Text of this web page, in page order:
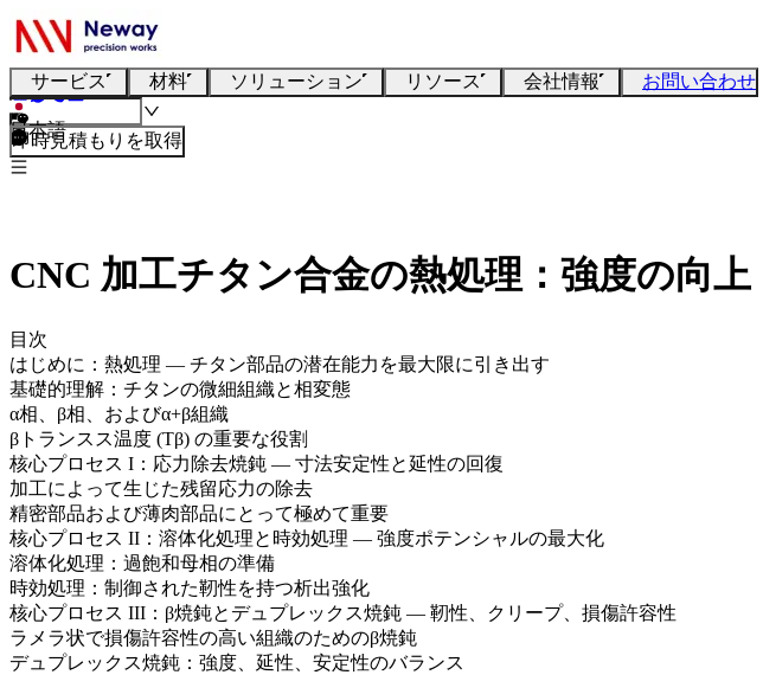
サービス 材料 ソリューション リソース 会社情報 お問い合わせ
日本語
即時見積もりを取得
CNC 加工チタン合金の熱処理：強度の向上
目次
はじめに：熱処理 — チタン部品の潜在能力を最大限に引き出す
基礎的理解：チタンの微細組織と相変態
α相、β相、およびα+β組織
βトランスス温度 (Tβ) の重要な役割
核心プロセス I：応力除去焼鈍 — 寸法安定性と延性の回復
加工によって生じた残留応力の除去
精密部品および薄肉部品にとって極めて重要
核心プロセス II：溶体化処理と時効処理 — 強度ポテンシャルの最大化
溶体化処理：過飽和母相の準備
時効処理：制御された靭性を持つ析出強化
核心プロセス III：β焼鈍とデュプレックス焼鈍 — 靭性、クリープ、損傷許容性
ラメラ状で損傷許容性の高い組織のためのβ焼鈍
デュプレックス焼鈍：強度、延性、安定性のバランス